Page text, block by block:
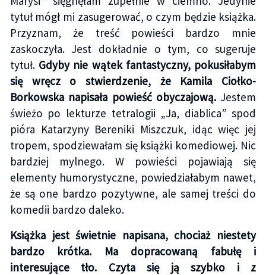
tytuł mógł mi zasugerować, o czym będzie książka.
Przyznam, że treść powieści bardzo mnie
zaskoczyła. Jest dokładnie o tym, co sugeruje
tytuł. Gdyby nie wątek fantastyczny, pokusiłabym
się wręcz o stwierdzenie, że Kamila Ciołko-
Borkowska napisała powieść obyczajową.Jestem
świeżo po lekturze tetralogii „Ja, diablica” spod
pióra Katarzyny Bereniki Miszczuk, idąc więc jej
tropem, spodziewałam się książki komediowej. Nic
bardziej mylnego. W powieści pojawiają się
elementy humorystyczne, powiedziałabym nawet,
że są one bardzo pozytywne, ale samej treści do
komedii bardzo daleko.
Książka jest świetnie napisana, chociaż niestety
bardzo krótka. Ma dopracowaną fabułę i
interesujące tło. Czyta się ją szybko i z